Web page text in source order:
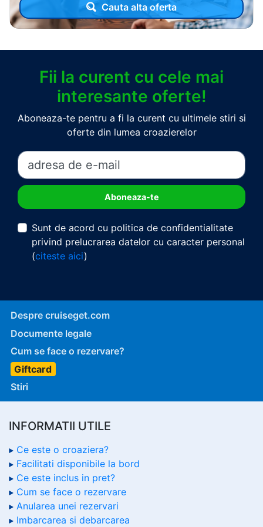
Cauta alta oferta
Fii la curent cu cele mai
interesante oferte!
Aboneaza-te pentru a fi la curent cu ultimele stiri si
oferte din lumea croazierelor
Sunt de acord cu politica de confidentialitate
privind prelucrarea datelor cu caracter personal
(citeste aici)
Despre cruiseget.com
Documente legale
Cum se face o rezervare?
Giftcard
Stiri
INFORMATII UTILE
Ce este o croaziera?
Facilitati disponibile la bord
Ce este inclus in pret?
Cum se face o rezervare
Anularea unei rezervari
Imbarcarea si debarcarea